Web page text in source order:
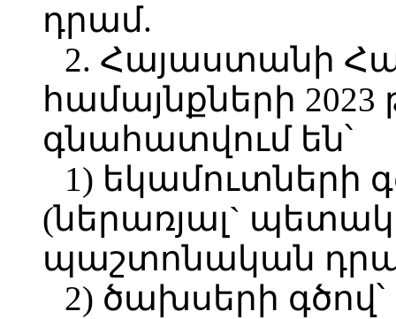
դրամ.
2. Հայաստանի
համայնքների
գնահատվում են՝
1) եկամուտների
(ներառյալ`
պաշտոնական
2) ծախսերի գծով՝